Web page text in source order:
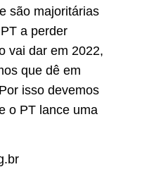
são majoritárias
a perder
vai dar em 2022,
que dê em
isso devemos
o PT lance uma